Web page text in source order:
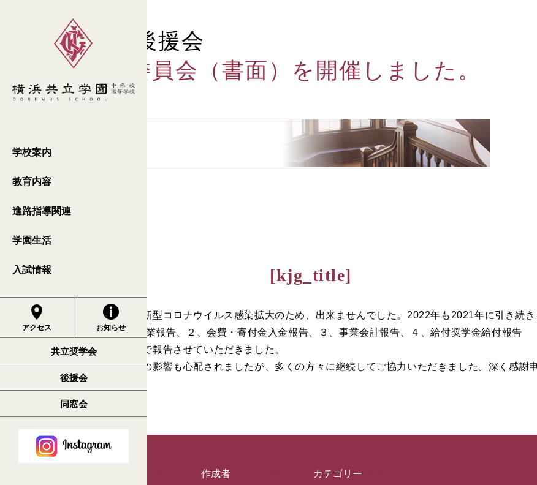
学校案内
教育内容
進路指導関連
学園生活
入試情報
アクセス お知らせ
共立奨学会
後援会
同窓会
カテゴリー: 後援会
後援会常任委員会（書面）を開催しました。
[navicontrol 1 7]
[kjg_title]
後援会常任委員会の開催が、新型コロナウイルス感染拡大のため、出来ませんでした。2022年も2021年に引き続き
１、2021年度の会務および事業報告、２、会費・寄付金入金報告、３、事業会計報告、４、給付奨学金給付報告
以上の内容につきまして、書面で報告させていただきました。
コロナウイルス感染、景気状況の影響も心配されましたが、多くの方々に継続してご協力いただきました。深く感謝
後援会トップページへ>>
作成者 カテゴリー